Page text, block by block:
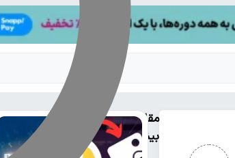
مقالات
بیشتر